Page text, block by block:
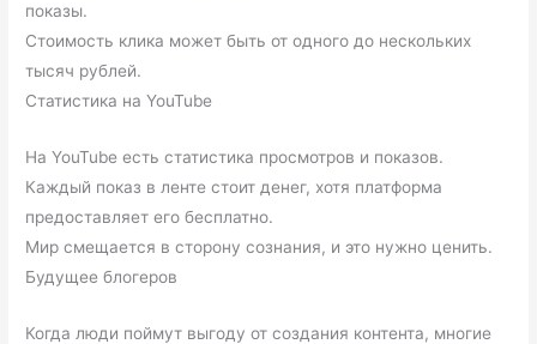
показы.
Стоимость клика может быть от одного до нескольких
тысяч рублей.
Статистика на YouTube
На YouTube есть статистика просмотров и показов.
Каждый показ в ленте стоит денег, хотя платформа
предоставляет его бесплатно.
Мир смещается в сторону сознания, и это нужно ценить.
Будущее блогеров
Когда люди поймут выгоду от создания контента, многие